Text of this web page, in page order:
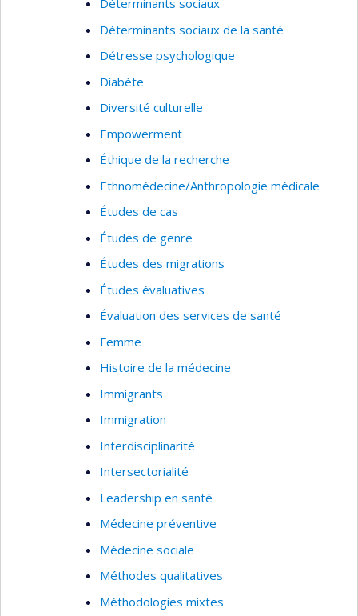
Déterminants sociaux
Déterminants sociaux de la santé
Détresse psychologique
Diabète
Diversité culturelle
Empowerment
Éthique de la recherche
Ethnomédecine/Anthropologie médicale
Études de cas
Études de genre
Études des migrations
Études évaluatives
Évaluation des services de santé
Femme
Histoire de la médecine
Immigrants
Immigration
Interdisciplinarité
Intersectorialité
Leadership en santé
Médecine préventive
Médecine sociale
Méthodes qualitatives
Méthodologies mixtes